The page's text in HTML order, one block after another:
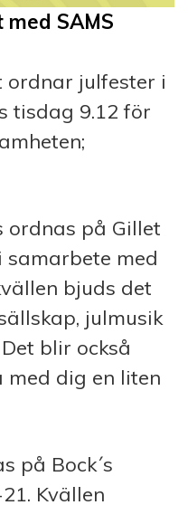
SAMS
ordnar julfester i
tisdag 9.12 för
ordnas på Gillet
samarbete med
bjuds det
julmusik
blir också
dig en liten
på Bock´s
Kvällen